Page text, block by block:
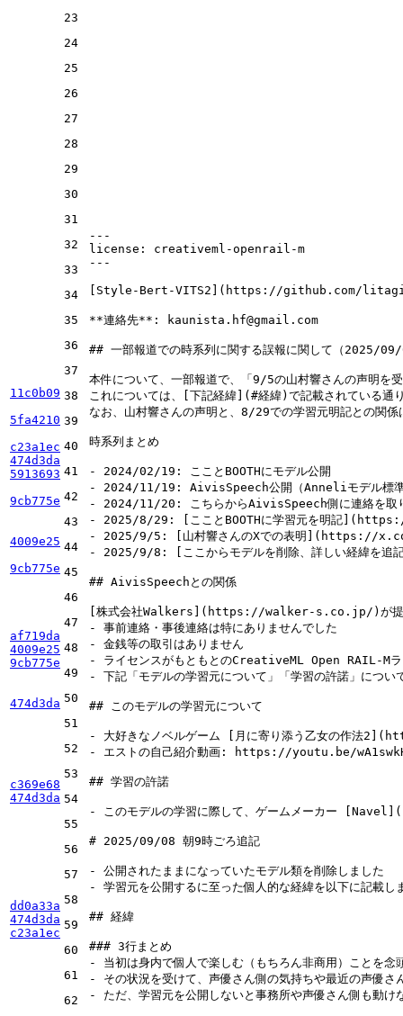
11c0b09
5fa4210
c23a1ec
474d3da
5913693
9cb775e
4009e25
9cb775e
af719da
4009e25
9cb775e
474d3da
c369e68
474d3da
dd0a33a
474d3da
c23a1ec
23
24
25
26
27
28
29
30
31
32
33
34
35
36
37
38
39
40
41
42
43
44
45
46
47
48
49
50
51
52
53
54
55
56
57
58
59
60
61
62
---
license:
creativeml-openrail-m
---
Style-Bert-VITS2 ]( https://github.com/
**連絡先** : kaunista.hf@gmail.com
## 一部報道での時系列に関する誤報に関して（2025/
本件について、一部報道で、「9/5の山村響さんの声明を
これについては、[ 下記経緯 ]( #経緯)で記載されている通
なお、山村響さんの声明と、8/29での学習元明記との関係
時系列まとめ
-
-
-
-
2025/8/29: [ こことBOOTHに学習元を明記 ](
-
2025/9/5: [ 山村響さんのXでの表明 ]( https://
-
2025/9/8: [ ここからモデルを削除、詳しい経緯を追
## AivisSpeechとの関係
株式会社Walkers ]( https://walker-s.co.jp/ )が
-
-
-
ライセンスがもともとのCreativeML Open RAIL-M
-
下記「モデルの学習元について」「学習の許諾」に
## このモデルの学習元について
- 大好きなノベルゲーム [ 月に寄り添う乙女の作法2 ](
-
エストの自己紹介動画: https://youtu.be/
## 学習の許諾
- このモデルの学習に際して、ゲームメーカー [ Navel ](
# 2025/09/08 朝9時ごろ追記
-
-
学習元を公開するに至った個人的な経緯を以下に記載し
## 経緯
### 3行まとめ
-
-
-
ただ、学習元を公開しないと事務所や声優さん側も動け